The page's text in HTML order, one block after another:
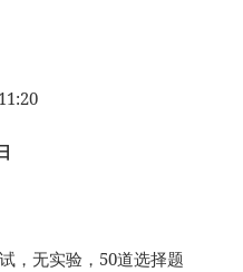
，无实验，50道选择题